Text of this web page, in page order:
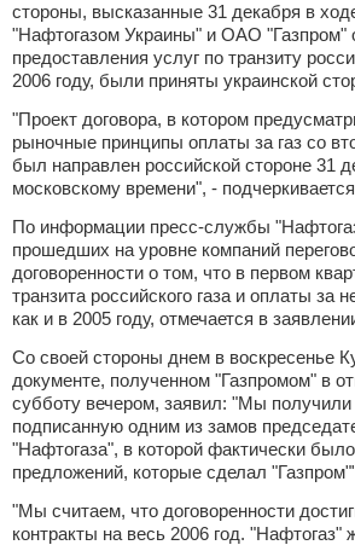
стороны, высказанные 31 декабря в
"Нафтогазом Украины" и ОАО "Газпром"
предоставления услуг по транзиту
2006 году, были приняты украинской
"Проект договора, в котором
рыночные принципы оплаты за газ со
был направлен российской стороне 31
московскому времени", -
По информации пресс-службы
прошедших на уровне компаний
договоренности о том, что в первом
транзита российского газа и оплаты за
как и в 2005 году, отмечается в
Со своей стороны днем в воскресенье
документе, полученном "Газпромом" в
субботу вечером, заявил: "Мы
подписанную одним из замов
"Нафтогаза", в которой фактически
предложений, которые сделал
"Мы считаем, что договоренности
контракты на весь 2006 год. "Нафтогаз"